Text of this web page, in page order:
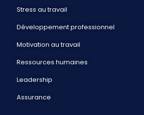
Stress au travail
Développement professionnel
Motivation au travail
Ressources humaines
Leadership
Assurance